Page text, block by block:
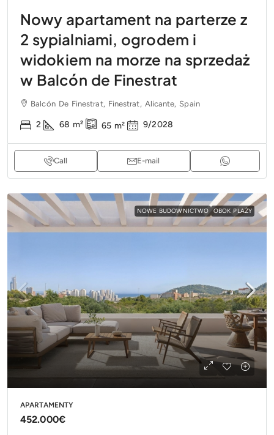
Nowy apartament na parterze z
2 sypialniami, ogrodem i
widokiem na morze na sprzedaż
w Balcón de Finestrat
Balcón De Finestrat, Finestrat, Alicante, Spain
2 68 m² 65 m² 9/2028
Call E-mail
NOWE BUDOWNICTWO OBOK PLAŻY
APARTAMENTY
452.000€